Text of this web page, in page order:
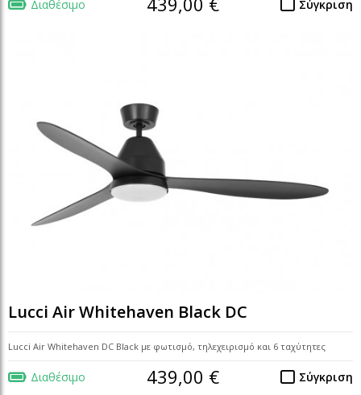
Διαθέσιμο Σύγκριση
Lucci Air Whitehaven Black DC
Lucci Air Whitehaven DC Black με φωτισμό, τηλεχειρισμό και 6 ταχύτητες
Διαθέσιμο Σύγκριση
439,00 €